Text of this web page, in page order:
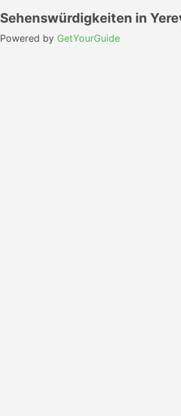
Sehenswürdigkeiten in
Powered by GetYourGuide